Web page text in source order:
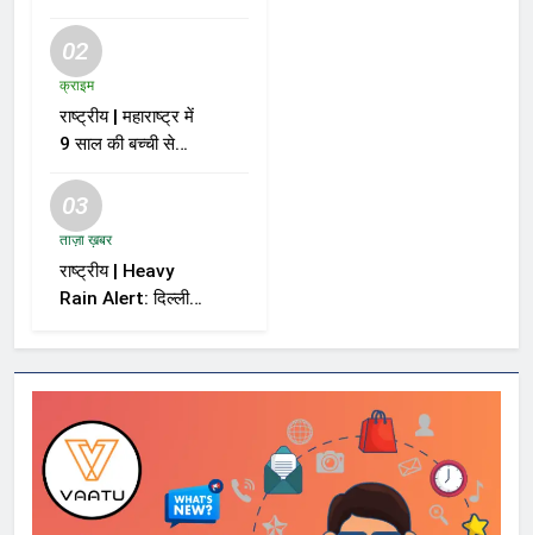
02
क्राइम
राष्ट्रीय | महाराष्ट्र में
9 साल की बच्ची से
मामले में आरोपी को मौत
की सजा
03
ताज़ा ख़बर
राष्ट्रीय | Heavy
Rain Alert: दिल्ली-
में भारी बारिश का अलर्ट,
Kerala और Odisha